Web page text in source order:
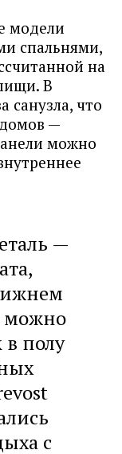
модели
спальнями,
на
В
санузла, что
—
можно
—
можно
полу
с